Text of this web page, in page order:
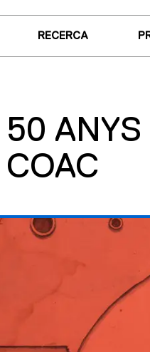
RECERCA
50 ANYS
COAC